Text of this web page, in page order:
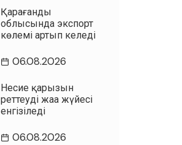
Қарағанды
облысында экспорт
көлемі артып келеді
06.08.2026
Несие қарызын
реттеудің жаңа жүйесі
енгізіледі
06.08.2026